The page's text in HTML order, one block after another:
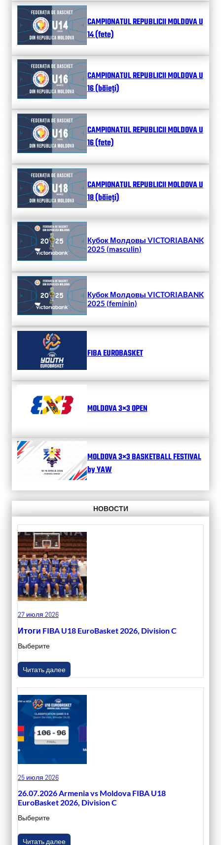
CAMPIONATUL REPUBLICII MOLDOVA U
14 (fete)
CAMPIONATUL REPUBLICII MOLDOVA U
16 (băieți)
CAMPIONATUL REPUBLICII MOLDOVA U
16 (fete)
CAMPIONATUL REPUBLICII MOLDOVA U
18 (băieți)
Кубок Молдовы VICTORIABANK
2025 (masculin)
Кубок Молдовы VICTORIABANK
2025 (feminin)
FIBA EUROBASKET
MOLDOVA 3×3 OPEN
MOLDOVA 3×3 BASKETBALL FESTIVAL
by YAW
НОВОСТИ
27 июля 2026
Итоги FIBA U18 EuroBasket 2026, Division C
Выберите
Читать далее
25 июля 2026
26.07.2026 Armenia vs Moldova FIBA U18
EuroBasket 2026, Division C
Выберите
Читать далее